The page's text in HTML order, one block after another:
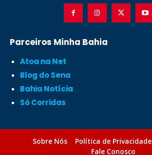
Parceiros Minha Bahia
Atoa na Net
Blog do Sena
Bahia Notícia
Só Corridas
Sobre Nós Política de Privacidade
Fale Conosco